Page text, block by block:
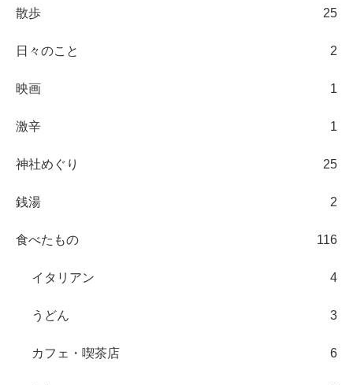
散歩 25
日々のこと 2
映画 1
激辛 1
神社めぐり 25
銭湯 2
食べたもの 116
イタリアン 4
うどん 3
カフェ・喫茶店 6